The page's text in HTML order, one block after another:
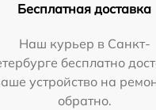
Бесплатная доставка
Наш курьер в Санкт-
бесплатно
устройство на
обратно.